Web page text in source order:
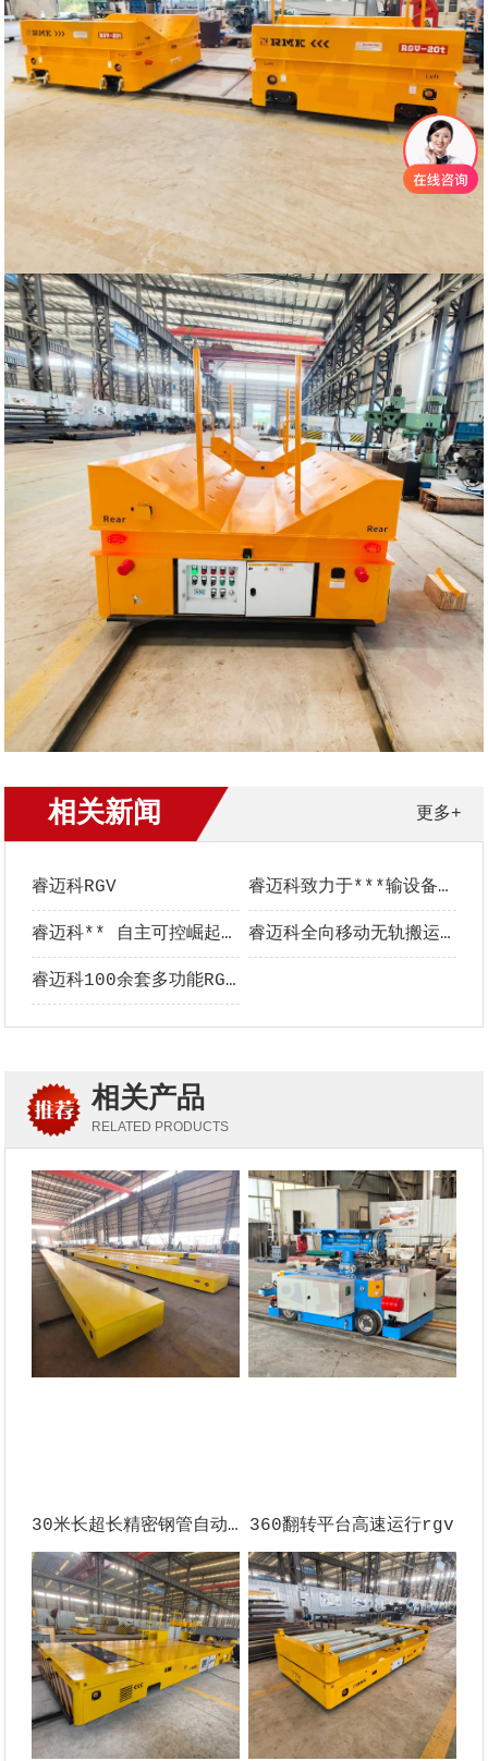
更多+
相关新闻
睿迈科RGV 睿迈科致力于***输设备的研发生产
睿迈科** 自主可控崛起在途中 睿迈科全向移动无轨搬运车同时发往国内国外客户现场
睿迈科100余套多功能RGV --的副本
相关产品
RELATED PRODUCTS
30米长超长精密钢管自动化轨道车-RGV 360翻转平台高速运行rgv